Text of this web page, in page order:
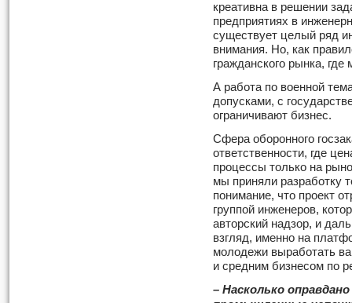
креативна в решении
предприятиях в
существует целый ряд
внимания. Но, как
гражданского рынка,
А работа по военной
допусками, с
ограничивают бизнес.
Сфера оборонного
ответственности, где
процессы только на
мы приняли разработку
понимание, что проект
группой инженеров,
авторский надзор, и
взгляд, именно на
молодежи выработать
и средним бизнесом по
– Насколько